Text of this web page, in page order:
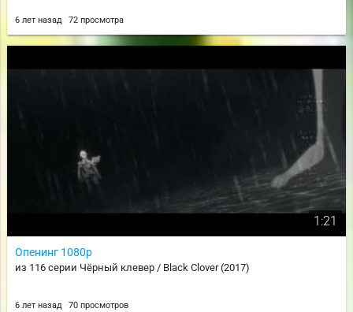
6 лет назад 72 просмотра
1:21
Опенинг 1080p
из 116 серии Чёрный клевер / Black Clover (2017)
6 лет назад 70 просмотров